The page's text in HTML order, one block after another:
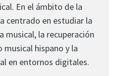
En el ámbito de la
centrado en estudiar la
musical, la recuperación
hispano y la
en entornos digitales.